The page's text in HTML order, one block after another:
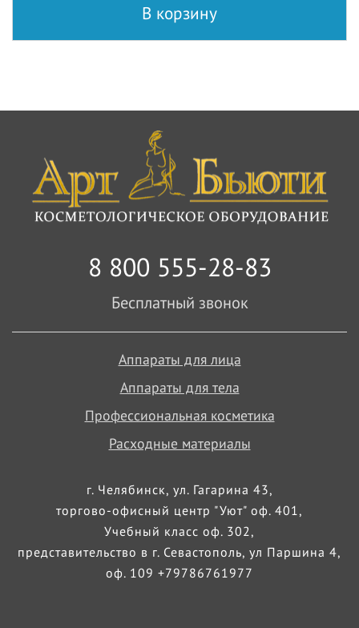
В корзину
8 800 555-28-83
Бесплатный звонок
Аппараты для лица
Аппараты для тела
Профессиональная косметика
Расходные материалы
г. Челябинск, ул. Гагарина 43,
торгово-офисный центр "Уют" оф. 401,
Учебный класс оф. 302,
представительство в г. Севастополь, ул Паршина 4,
оф. 109 +79786761977